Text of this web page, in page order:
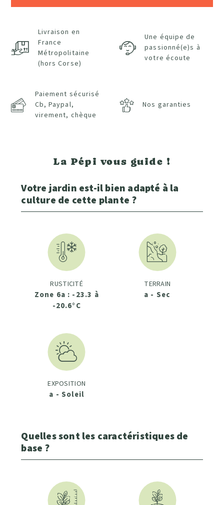
Livraison en
France
Métropolitaine
(hors Corse)
Une équipe de
passionné(e)s à
votre écoute
Paiement sécurisé
Cb, Paypal,
virement, chèque
Nos garanties
La Pépi vous guide !
Votre jardin est-il bien adapté à la
culture de cette plante ?
RUSTICITÉ
Zone 6a : -23.3 à
-20.6°C
TERRAIN
a - Sec
EXPOSITION
a - Soleil
Quelles sont les caractéristiques de
base ?